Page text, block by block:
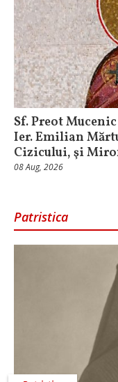
Sf. Preot
Ier. Emilian
Cizicului, şi
08 Aug, 2026
Patristica